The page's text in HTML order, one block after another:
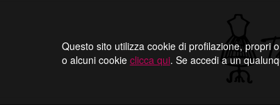
Questo sito utilizza cookie di profilazione, propri
o alcuni cookie clicca qui. Se accedi a un